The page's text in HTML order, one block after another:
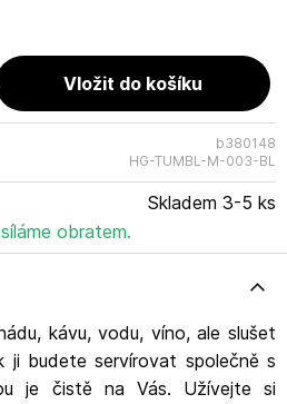
Vyrobeno v Číně
firmu Bastion Collections.
výrobce: IJsselveld 2b, 3417
b380148
HG-TUMBL-M-003-BL
Skladem 3-5 ks
obratem.
kávu, vodu, víno, ale slušet
ji budete servírovat společně s
je čistě na Vás. Užívejte si